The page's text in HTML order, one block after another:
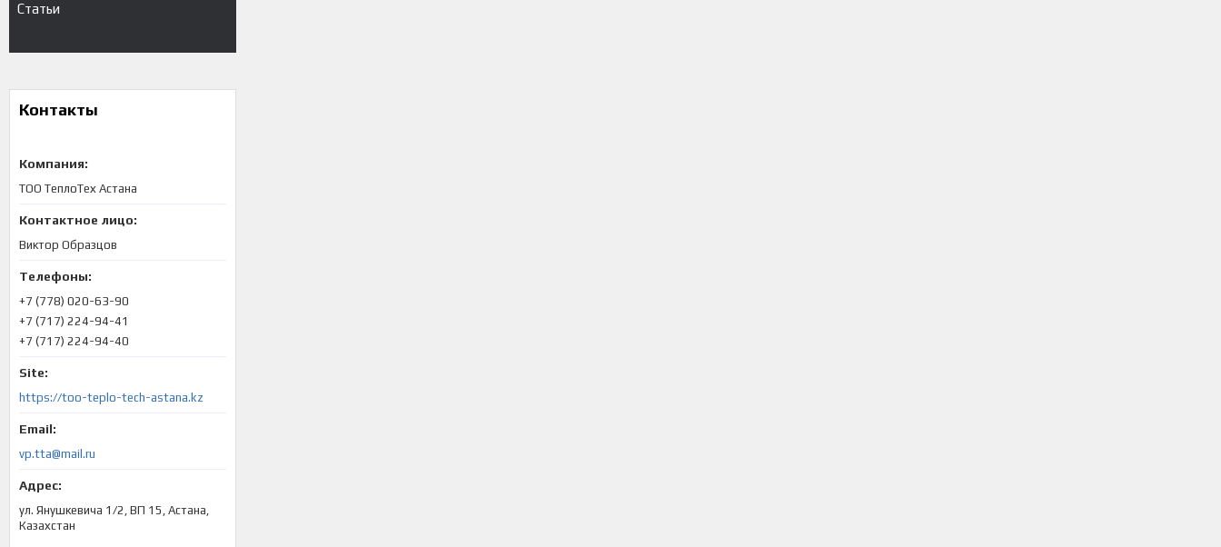
Статьи
Контакты
ТОО ТеплоТех Астана
Виктор Образцов
+7 (778) 020-63-90
+7 (717) 224-94-41
+7 (717) 224-94-40
https://too-teplo-tech-astana.kz
vp.tta@mail.ru
ул. Янушкевича 1/2, ВП 15, Астана,
Казахстан